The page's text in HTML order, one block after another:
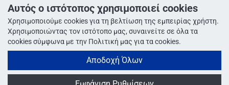
Αυτός ο ιστότοπος χρησιμοποιεί cookies
Χρησιμοποιούμε cookies για τη βελτίωση της εμπειρίας χρήστη.
Χρησιμοποιώντας τον ιστότοπο μας, συναινείτε σε όλα τα
cookies σύμφωνα με την Πολιτική μας για τα cookies.
Αποδοχή Όλων